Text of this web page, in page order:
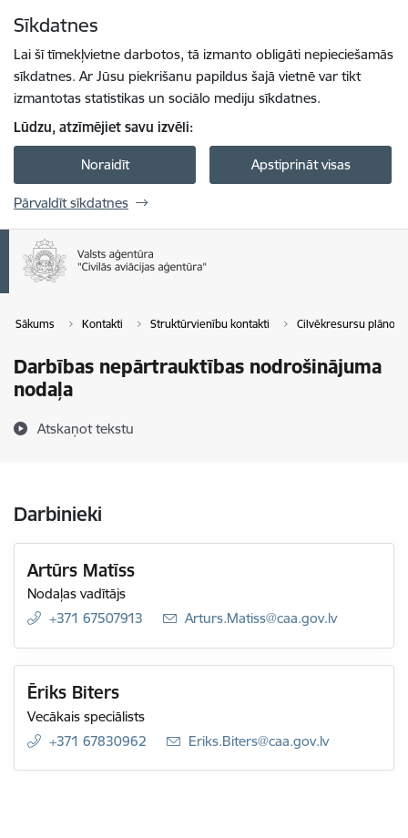
Sīkdatnes
Lai šī tīmekļvietne darbotos, tā izmanto obligāti nepieciešamās
sīkdatnes. Ar Jūsu piekrišanu papildus šajā vietnē var tikt
izmantotas statistikas un sociālo mediju sīkdatnes.
Lūdzu, atzīmējiet savu izvēli:
Noraidīt Apstiprināt visas
Pārvaldīt sīkdatnes
Sākums Kontakti Struktūrvienību kontakti Cilvēkresursu
Darbības nepārtrauktības nodrošinājuma
nodaļa
Atskaņot tekstu
Darbinieki
Artūrs Matīss
Nodaļas vadītājs
+371 67507913
E-pasts:
Arturs.Matiss@caa.gov.lv
Ēriks Biters
Vecākais speciālists
+371 67830962
E-pasts:
Eriks.Biters@caa.gov.lv